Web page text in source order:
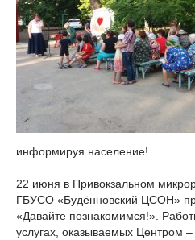
информируя население!
22 июня в Привокзальном
ГБУСО «Будённовский ЦСОН»
«Давайте познакомимся!».
услугах, оказываемых Центром